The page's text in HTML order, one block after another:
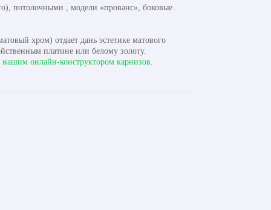
потолочными , модели «прованс», боковые .
хром) отдает дань эстетике матового
платине или белому золоту.
нашим онлайн-конструктором карнизов.